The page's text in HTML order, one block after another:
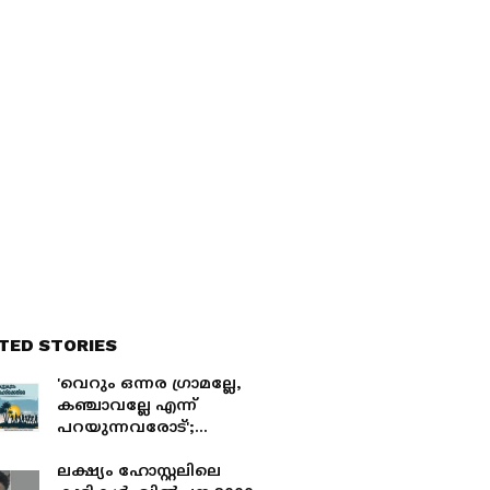
STORIES
'വെറും ഒന്നര ഗ്രാമല്ലേ,
കഞ്ചാവല്ലേ എന്ന്
പറയുന്നവരോട്';
കലക്ടറുടെ പോസ്റ്റ്
ലക്ഷ്യം ഹോസ്റ്റലിലെ